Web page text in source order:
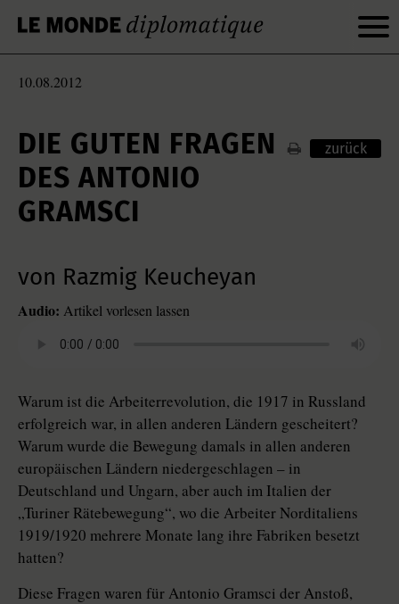
10.08.2012
DIE GUTEN FRAGEN
DES ANTONIO
GRAMSCI
zurück
von Razmig Keucheyan
Audio: Artikel vorlesen lassen
Warum ist die Arbeiterrevolution, die 1917 in Russland
erfolgreich war, in allen anderen Ländern gescheitert?
Warum wurde die Bewegung damals in allen anderen
europäischen Ländern niedergeschlagen – in
Deutschland und Ungarn, aber auch im Italien der
„Turiner Rätebewegung“, wo die Arbeiter Norditaliens
1919/1920 mehrere Monate lang ihre Fabriken besetzt
hatten?
Diese Fragen waren für Antonio Gramsci der Anstoß,